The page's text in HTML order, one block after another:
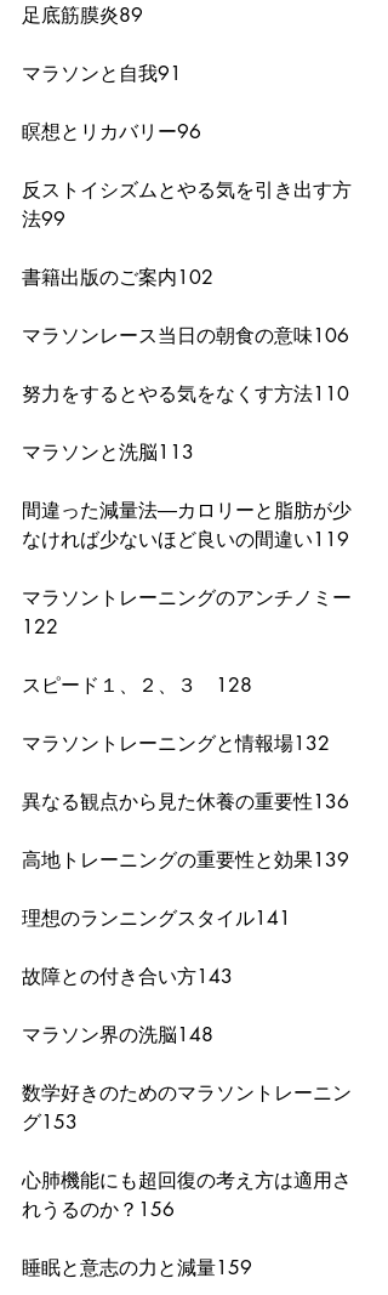
足底筋膜炎89
マラソンと自我91
瞑想とリカバリー96
反ストイシズムとやる気を引き出す方
法99
書籍出版のご案内102
マラソンレース当日の朝食の意味106
努力をするとやる気をなくす方法110
マラソンと洗脳113
間違った減量法―カロリーと脂肪が少
なければ少ないほど良いの間違い119
マラソントレーニングのアンチノミー
122
スピード１、２、３　128
マラソントレーニングと情報場132
異なる観点から見た休養の重要性136
高地トレーニングの重要性と効果139
理想のランニングスタイル141
故障との付き合い方143
マラソン界の洗脳148
数学好きのためのマラソントレーニン
グ153
心肺機能にも超回復の考え方は適用さ
れうるのか？156
睡眠と意志の力と減量159